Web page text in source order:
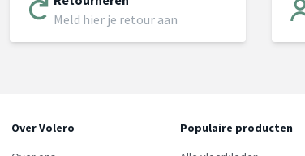
Meld hier je retour aan
Over Volero
Populaire producten